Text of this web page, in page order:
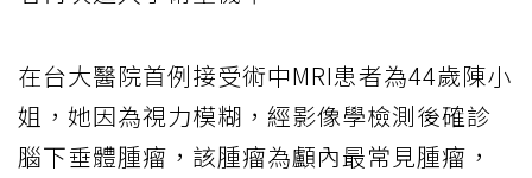
在台大醫院首例接受術中MRI患者為44歲陳小
姐，她因為視力模糊，經影像學檢測後確診
腦下垂體腫瘤，該腫瘤為顱內最常見腫瘤，